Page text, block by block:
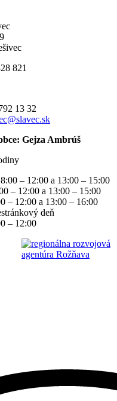
821
13 32
Gejza Ambrúš
– 12:00 a 13:00 – 15:00
– 12:00 a 13:00 – 15:00
– 12:00 a 13:00 – 16:00
deň
– 12:00